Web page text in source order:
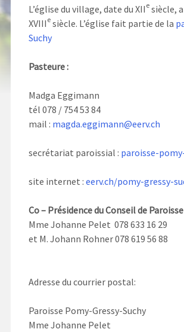
L’église du village, date du XII esiècle,
XVIII esiècle. L’église fait partie de la
Suchy
Pasteure :
Madga Eggimann
tél 078 / 754 53 84
mail : magda.eggimann@eerv.ch
secrétariat paroissial : paroisse-
site internet : eerv.ch/pomy-gressy-
Co – Présidence du Conseil de Paroisse
Mme Johanne Pelet 078 633 16 29
et M. Johann Rohner 078 619 56 88
Adresse du courrier postal:
Paroisse Pomy-Gressy-Suchy
Mme Johanne Pelet